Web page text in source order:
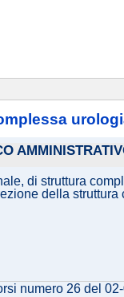
di struttura
della
numero 26 del